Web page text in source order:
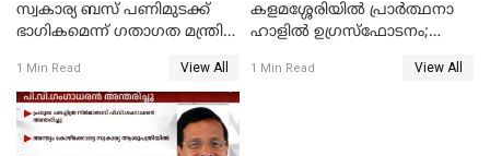
സ്വകാര്യ ബസ് പണിമുടക്ക്
ഭാഗികമെന്ന് ഗതാഗത മന്ത്രി
1 Min Read View All
കളമശ്ശേരിയിൽ പ്രാർത്ഥനാ
ഹാളിൽ ഉഗ്രസ്‌ഫോടനം;
പേരുടെ നില ഗുരുതരം
1 Min Read View All